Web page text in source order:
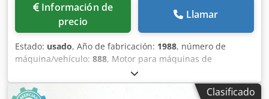
Información de
precio
Llamar
Estado: usado, Año de fabricación: 1988, número de
máquina/vehículo: 888, Motor para máquinas de
encuadernación de grapas Brehmer/Polygraph – Motor
para máquinas de encuadernación Brehmer/Polygraph
Brehmer – VEB LBW 742-745-750, año 1988 – Número de
Clasificado